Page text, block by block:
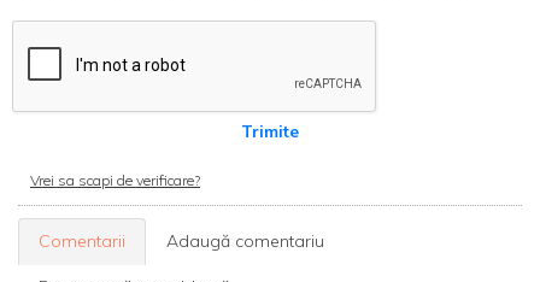
Trimite
Vrei sa scapi de verificare?
Comentarii Adaugă comentariu